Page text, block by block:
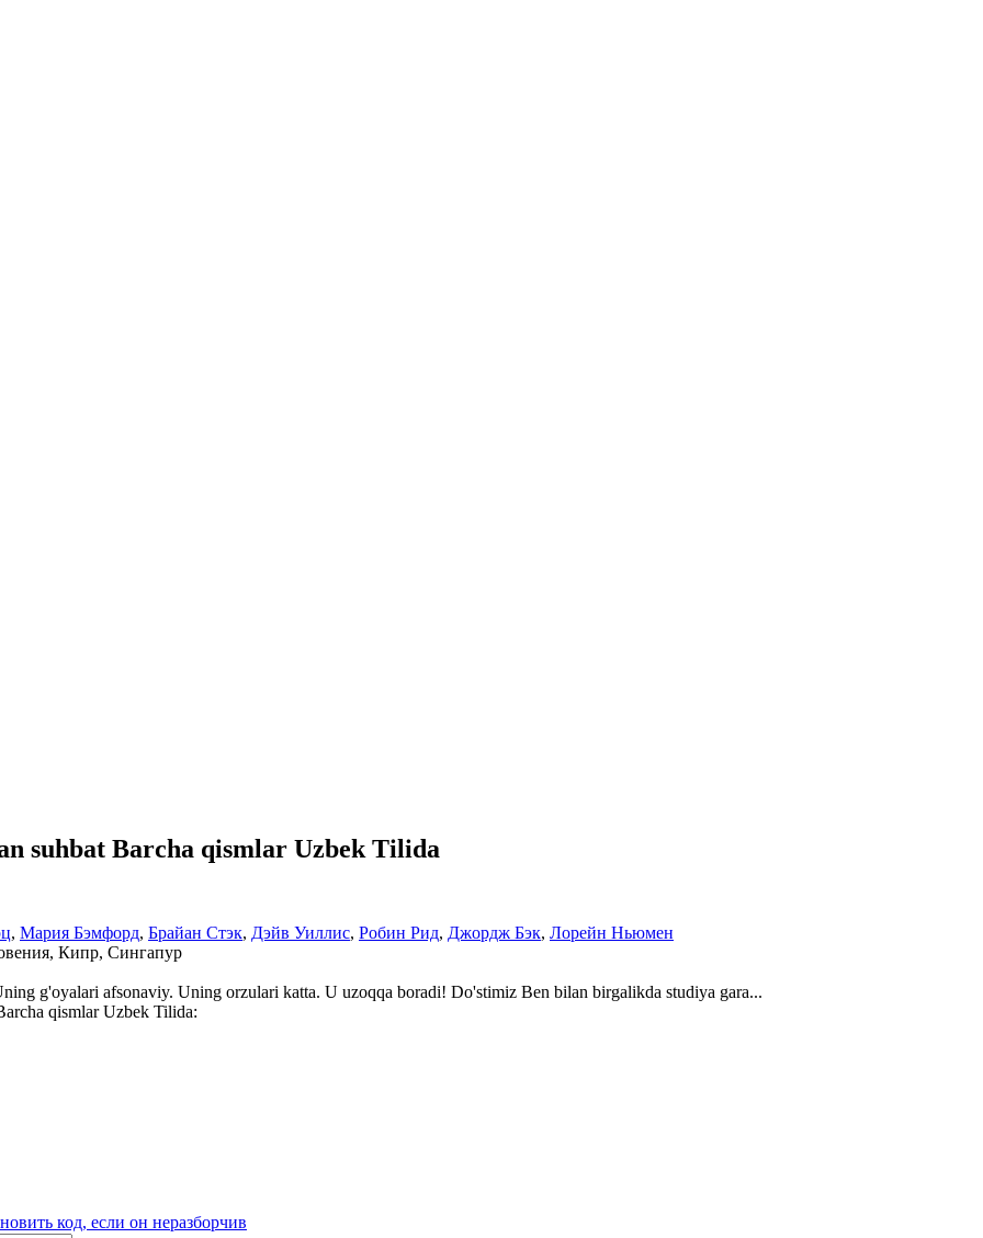
suhbat Barcha qismlar Uzbek Tilida
, Мария Бэмфорд, Брайан Стэк, Дэйв Уиллис, Робин Рид, Джордж Бэк, Лорейн Ньюмен
Кипр, Сингапур
g'oyalari afsonaviy. Uning orzulari katta. U uzoqqa boradi! Do'stimiz Ben bilan birgalikda studiya gara...
qismlar Uzbek Tilida: